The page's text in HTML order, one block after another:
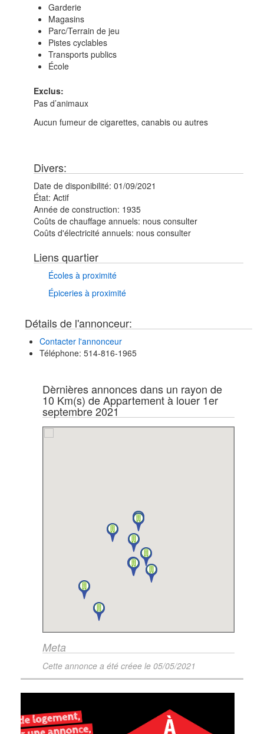
Garderie
Magasins
Parc/Terrain de jeu
Pistes cyclables
Transports publics
École
Exclus:
Pas d’animaux
Aucun fumeur de cigarettes, canabis ou autres
Divers:
Date de disponibilité: 01/09/2021
État: Actif
Année de construction: 1935
Coûts de chauffage annuels: nous consulter
Coûts d'électricité annuels: nous consulter
Liens quartier
Écoles à proximité
Épiceries à proximité
Détails de l'annonceur:
Contacter l'annonceur
Téléphone: 514-816-1965
Dèrnières annonces dans un rayon de
10 Km(s) de Appartement à louer 1er
septembre 2021
Meta
Cette annonce a été créee le 05/05/2021